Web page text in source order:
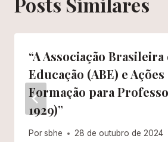
“A Associação Brasileira
Educação (ABE) e Ações
Formação para
1929)”
Porsbhe 28 de outubro de 2024